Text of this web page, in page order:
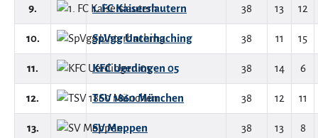
9. 1. FC Kaiserslautern 38 13 12
10. SpVgg Unterhaching 38 11 15
11. KFC Uerdingen 05 38 14 6
12. TSV 1860 München 38 12 11
13. SV Meppen 38 13 8